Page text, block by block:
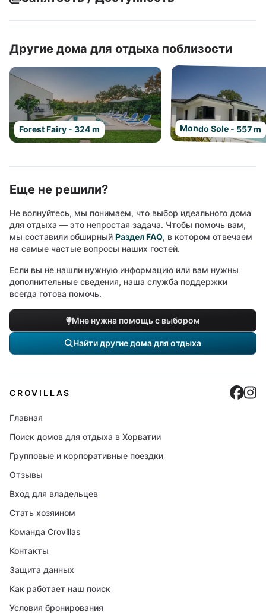
Другие дома для отдыха поблизости
Forest Fairy - 324 m Mondo Sole - 557 m
Еще не решили?
Не волнуйтесь, мы понимаем, что выбор идеального дома
для отдыха — это непростая задача. Чтобы помочь вам,
мы составили обширный Раздел FAQ, в котором отвечаем
на самые частые вопросы наших гостей.
Если вы не нашли нужную информацию или вам нужны
дополнительные сведения, наша служба поддержки
всегда готова помочь.
Мне нужна помощь с выбором
Найти другие дома для отдыха
CROVILLAS
Главная
Поиск домов для отдыха в Хорватии
Групповые и корпоративные поездки
Отзывы
Вход для владельцев
Стать хозяином
Команда Crovillas
Контакты
Защита данных
Как работает наш поиск
Условия бронирования